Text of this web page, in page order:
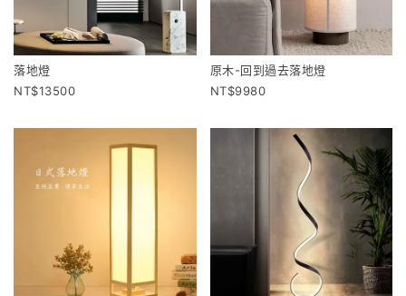
落地燈
13500
原木-回到過去落地燈
9980